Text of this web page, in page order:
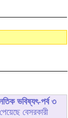
ভবিষ্যৎ-পর্ব ৩
বেসরকারী